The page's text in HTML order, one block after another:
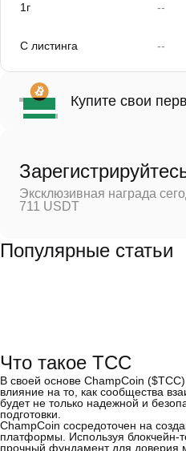
1г --
С листинга --
Купите свои
Эксклюзивная награда
711 USDT
Популярные статьи
Что такое TCC
В своей основе ChampCoin
влияние на то, как сообщества
будет не только надежной и
подготовки.
ChampCoin сосредоточен на
платформы. Используя блокчейн-
прочный фундамент для доверия